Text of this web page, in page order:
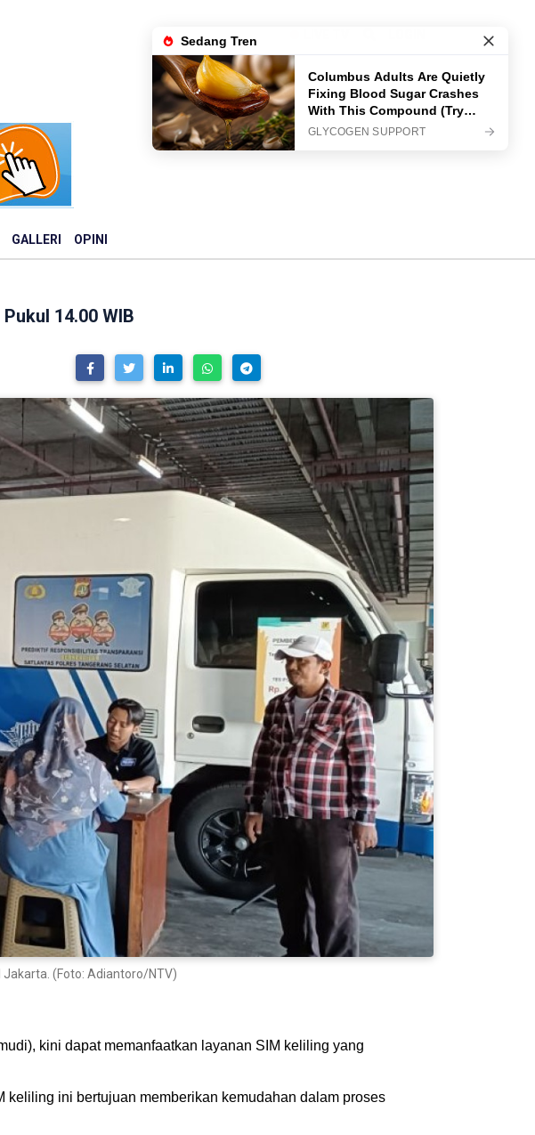
GALLERI OPINI
14.00 WIB
Jakarta. (Foto: Adiantoro/NTV)
kini dapat memanfaatkan layanan SIM keliling yang
ini bertujuan memberikan kemudahan dalam proses